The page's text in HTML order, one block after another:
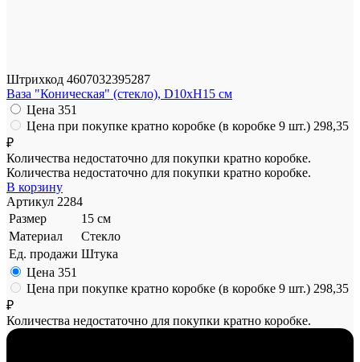
Штрихкод 4607032395287
Ваза "Коническая" (стекло), D10xH15 см
Цена 351
Цена при покупке кратно коробке (в коробке 9 шт.) 298,35
₽
Количества недостаточно для покупки кратно коробке.
Количества недостаточно для покупки кратно коробке.
В корзину
Артикул 2284
Размер
15 см
Материал
Стекло
Ед. продажи Штука
Цена 351
Цена при покупке кратно коробке (в коробке 9 шт.) 298,35
₽
Количества недостаточно для покупки кратно коробке.